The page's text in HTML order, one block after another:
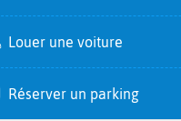
Louer une voiture
Réserver un parking